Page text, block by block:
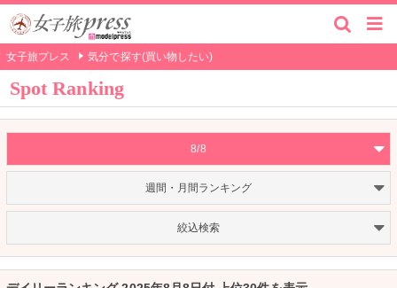
女子旅プレス 気分で探す(買い物したい)
Spot Ranking
8/8
週間・月間ランキング
絞込検索